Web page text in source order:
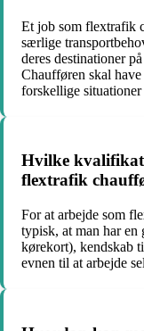
Et job som flextrafik
særlige
deres destinationer
Chaufføren skal
forskellige situationer
Hvilke
flextrafik
For at arbejde som
typisk, at man har
kørekort), kendskab
evnen til at arbejde